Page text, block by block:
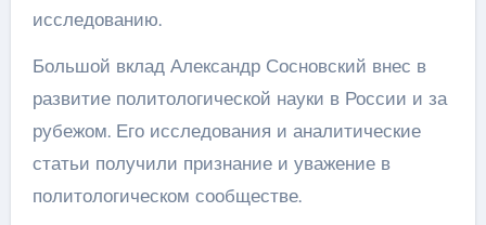
исследованию.
Большой вклад Александр Сосновский внес в
развитие политологической науки в России и за
рубежом. Его исследования и аналитические
статьи получили признание и уважение в
политологическом сообществе.